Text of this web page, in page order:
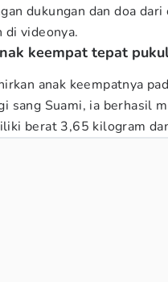
dukungan dan doa
di videonya.
keempat tepat
anak keempatnya
sang Suami, ia berhasil
berat 3,65 kilogram